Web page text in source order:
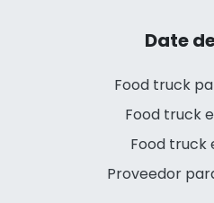
Date
Food truck
Food truck
Food truck
Proveedor